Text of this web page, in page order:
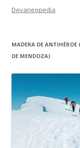
Devaneopedia
MADERA DE ANTIHÉROE
DE MENDOZA)